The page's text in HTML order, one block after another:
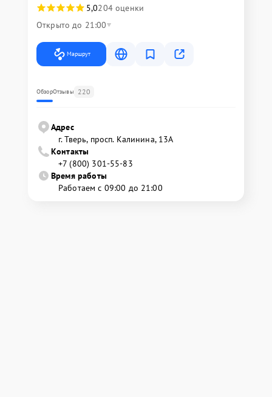
5,0204 оценки
Открыто до 21:00
Маршрут
ОбзорОтзывы 220
Адрес
г. Тверь, просп. Калинина, 13А
Контакты
+7 (800) 301-55-83
Время работы
Работаем с 09:00 до 21:00